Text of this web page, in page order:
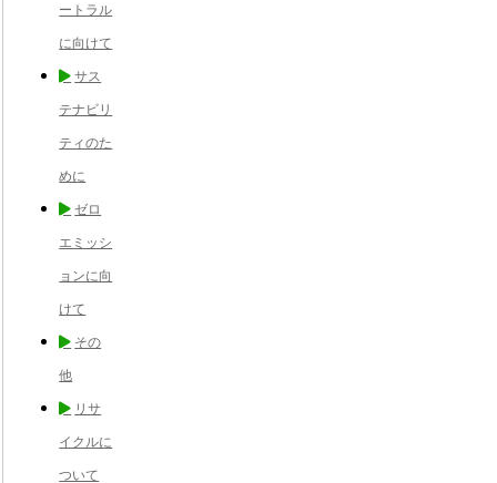
ートラル
に向けて
サス
テナビリ
ティのた
めに
ゼロ
エミッシ
ョンに向
けて
その
他
リサ
イクルに
ついて